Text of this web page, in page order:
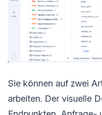
Sie können auf zwei
arbeiten. Der visuelle